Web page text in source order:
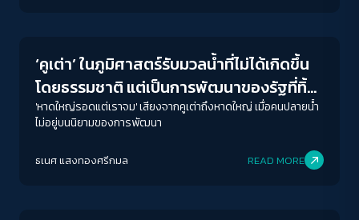
‘คูเต่า’ ในภูมิศาสตร์รับมวลน้ำที่ไม่ได้เกิดขึ้น
โดยธรรมชาติ แต่เป็นการพัฒนาของรัฐที่ทิ้ง
‘คนปลายน้ำ’
'หาดใหญ่รอดแต่เราจม' เสียงจากคูเต่าถึงหาดใหญ่ เมื่อคนปลายน้ำ
ไม่อยู่บนนิยามของการพัฒนา
ธเนศ แสงทองศรีกมล READ MORE